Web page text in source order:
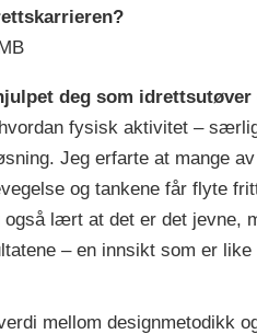
deg som idrettsutøver
fysisk aktivitet –
Jeg erfarte at mange
og tankene får flyte
lært at det er det jevne,
– en innsikt som er
mellom designmetodikk